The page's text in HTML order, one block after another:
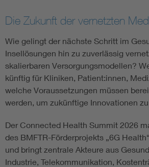
Die Zukunft der vernetzten
Wie gelingt der nächste Schritt im
Insellösungen hin zu zuverlässig
skalierbaren Versorgungsmodellen?
künftig für Kliniken, Patient:innen,
welche Voraussetzungen müssen
werden, um zukünftige Innovationen
Der Connected Health Summit 2026
des BMFTR-Förderprojekts „6G
und bringt zentrale Akteure aus
Industrie, Telekommunikation,